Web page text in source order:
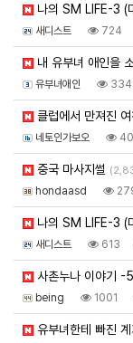
나의 SM LIFE-3 (
새디스트 724
내 유부녀 애인을
유부녀애인
클럽에서 만져진 여
네토인가보오
중국 마사지썰
hondaasd
나의 SM LIFE-3 (
새디스트 613
사촌누나 이야기 -5
being 1001
유부녀한테 빠진